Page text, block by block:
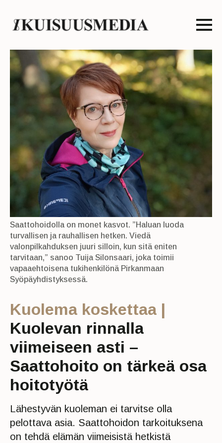
Saattohoidolla on monet kasvot. ”Haluan luoda
turvallisen ja rauhallisen hetken. Viedä
valonpilkahduksen juuri silloin, kun sitä eniten
tarvitaan,” sanoo Tuija Silonsaari, joka toimii
vapaaehtoisena tukihenkilönä Pirkanmaan
Syöpäyhdistyksessä.
Kuolema koskettaa |
Kuolevan rinnalla
viimeiseen asti –
Saattohoito on tärkeä osa
hoitotyötä
Lähestyvän kuoleman ei tarvitse olla
pelottava asia. Saattohoidon tarkoituksena
on tehdä elämän viimeisistä hetkistä